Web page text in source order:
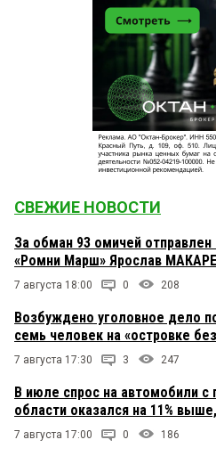
СВЕЖИЕ НОВОСТИ
За обман 93 омичей
«Ромни Марш» Ярослав
7 августа 18:00 0 208
Возбуждено уголовное дело
семь человек на «островке
7 августа 17:30 3 247
В июле спрос на автомобили
области оказался на 11%
7 августа 17:00 0 186